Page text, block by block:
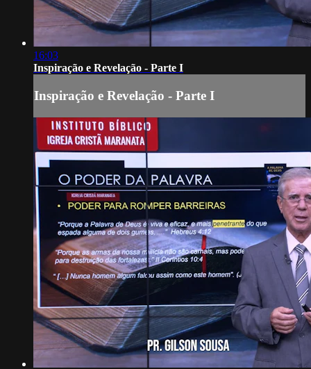
16:03
Inspiração e Revelação - Parte I
Inspiração e Revelação - Parte I